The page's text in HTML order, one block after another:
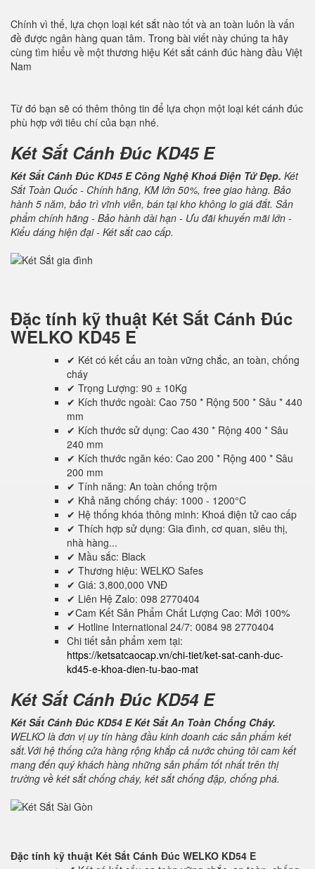
Chính vì thế, lựa chọn loại két sắt nào tốt và an toàn luôn là vấn
đề được ngân hàng quan tâm. Trong bài viết này chúng ta hãy
cùng tìm hiểu về một thương hiệu Két sắt cánh đúc hàng đầu Việt
Nam
Từ đó bạn sẽ có thêm thông tin để lựa chọn một loại két cánh đúc
phù hợp với tiêu chí của bạn nhé.
Két Sắt Cánh Đúc KD45 E
Két Sắt Cánh Đúc KD45 E Công Nghệ Khoá Điện Tử Đẹp. Két
Sắt Toàn Quốc - Chính hãng, KM lớn 50%, free giao hàng. Bảo
hành 5 năm, bảo trì vĩnh viễn, bán tại kho không lo giá đắt. Sản
phẩm chính hãng - Bảo hành dài hạn - Ưu đãi khuyến mãi lớn -
Kiểu dáng hiện đại - Két sắt cao cấp.
Đặc tính kỹ thuật Két Sắt Cánh Đúc
WELKO KD45 E
✔ Két có kết cấu an toàn vững chắc, an toàn, chống
cháy
✔ Trọng Lượng: 90 ± 10Kg
✔ Kích thước ngoài: Cao 750 * Rộng 500 * Sâu * 440
mm
✔ Kích thước sử dụng: Cao 430 * Rộng 400 * Sâu
240 mm
✔ Kích thước ngăn kéo: Cao 200 * Rộng 400 * Sâu
200 mm
✔ Tính năng: An toàn chống trộm
✔ Khả năng chống cháy: 1000 - 1200°C
✔ Hệ thống khóa thông minh: Khoá điện tử cao cấp
✔ Thích hợp sử dụng: Gia đình, cơ quan, siêu thị,
nhà hàng...
✔ Mầu sắc: Black
✔ Thương hiệu: WELKO Safes
✔ Giá: 3,800,000 VNĐ
✔ Liên Hệ Zalo: 098 2770404
✔Cam Kết Sản Phẩm Chất Lượng Cao: Mới 100%
✔ Hotline International 24/7: 0084 98 2770404
Chi tiết sản phẩm xem tại:
https://ketsatcaocap.vn/chi-tiet/ket-sat-canh-duc-
kd45-e-khoa-dien-tu-bao-mat
Két Sắt Cánh Đúc KD54 E
Két Sắt Cánh Đúc KD54 E Két Sắt An Toàn Chống Cháy.
WELKO là đơn vị uy tín hàng đầu kinh doanh các sản phẩm két
sắt.Với hệ thống cửa hàng rộng khắp cả nước chúng tôi cam kết
mang đến quý khách hàng những sản phẩm tốt nhất trên thị
trường về két sắt chống cháy, két sắt chống đập, chống phá.
Đặc tính kỹ thuật Két Sắt Cánh Đúc WELKO KD54 E